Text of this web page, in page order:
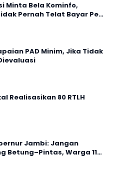
Minta Bela Kominfo,
Pernah Telat Bayar Per
PAD Minim, Jika Tidak
Realisasikan 80 RTLH
Jambi: Jangan
Betung–Pintas, Warga 11